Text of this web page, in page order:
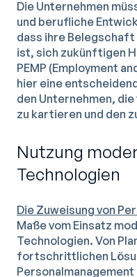
Die Unternehmen
und berufliche
dass ihre
ist, sich zukünftigen
PEMP (Employment
hier eine
den Unternehmen,
zu kartieren und den
Nutzung
Technologien
Die Zuweisung von
Maße vom Einsatz
Technologien. Von
fortschrittlichen